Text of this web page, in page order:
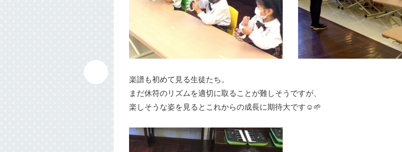
楽譜も初めて見る生徒たち。
まだ休符のリズムを適切に取ることが難しそうですが、
楽しそうな姿を見るとこれからの成長に期待大です☺️🌱